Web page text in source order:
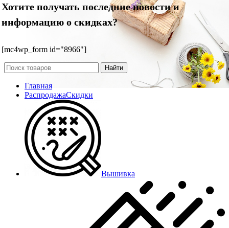
Хотите получать последние новости и
информацию о скидках?
[mc4wp_form id="8966"]
Найти
Главная
РаспродажаСкидки
Вышивка